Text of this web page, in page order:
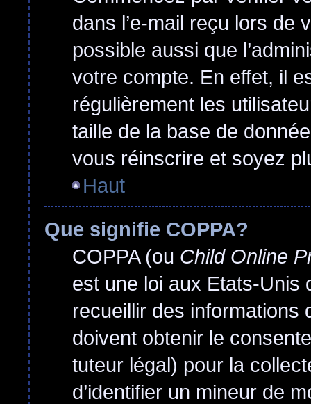
dans l’e-mail reçu lors de
possible aussi que
votre compte. En effet, il
régulièrement les
taille de la base de
vous réinscrire et soyez
Haut
Que signifie COPPA?
COPPA (ou Child Online
est une loi aux Etats-Unis
recueillir des informations
doivent obtenir le
tuteur légal) pour la
d’identifier un mineur de